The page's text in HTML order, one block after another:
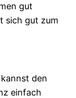
gut
sich gut zum
kannst den
einfach